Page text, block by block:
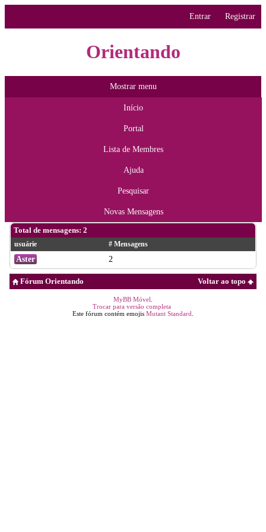
Entrar Registrar
Orientando
Mostrar menu
Início
Portal
Lista de Membres
Ajuda
Pesquisar
Novas Mensagens
Total de mensagens: 2
usuárie # Mensagens
Aster 2
Voltar ao topo
Fórum Orientando
MyBB Móvel
Trocar para versão completa
Este fórum contém emojis Mutant Standard